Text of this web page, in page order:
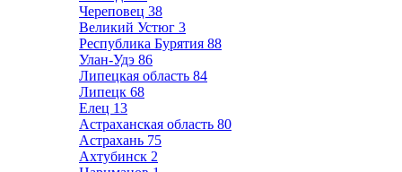
Череповец 38
Великий Устюг 3
Республика Бурятия 88
Улан-Удэ 86
Липецкая область 84
Липецк 68
Елец 13
Астраханская область 80
Астрахань 75
Ахтубинск 2